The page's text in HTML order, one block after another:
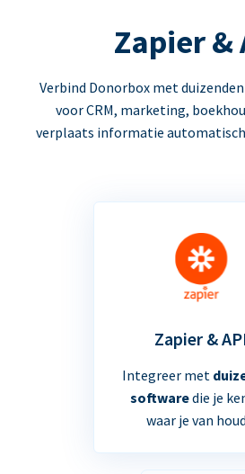
Zapier &
Verbind Donorbox met
voor CRM, marketing,
verplaats informatie
Zapier &
Integreer met
softwaredie je
waar je van